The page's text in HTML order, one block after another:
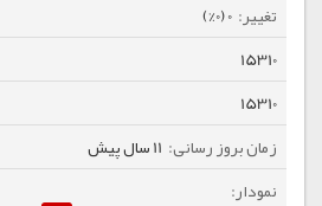
0 (0%)
15310
15310
11 سال پیش